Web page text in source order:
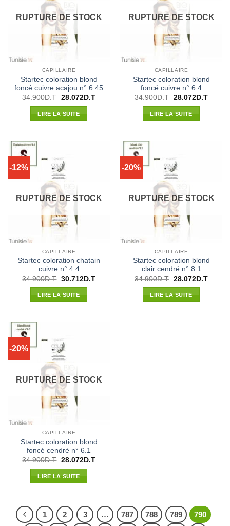
RUPTURE DE STOCK
CAPILLAIRE
Startec coloration blond
foncé cuivre acajou n° 6.45
34.900D.T Le
initial
était :
28.072D.TLe
LIRE LA SUITE
RUPTURE DE STOCK
CAPILLAIRE
Startec coloration blond
foncé cuivre n° 6.4
34.900D.T Le
initial
était :
28.072D.TLe
LIRE LA SUITE
-12%
RUPTURE DE STOCK
CAPILLAIRE
Startec coloration chatain
cuivre n° 4.4
34.900D.T Le
initial
était :
30.712D.TLe
LIRE LA SUITE
-20%
RUPTURE DE STOCK
CAPILLAIRE
Startec coloration blond
clair cendré n° 8.1
34.900D.T Le
initial
était :
28.072D.TLe
LIRE LA SUITE
-20%
RUPTURE DE STOCK
CAPILLAIRE
Startec coloration blond
foncé cendré n° 6.1
34.900D.T Le
initial
était :
28.072D.TLe
LIRE LA SUITE
1 2 3 … 787 788 789
790